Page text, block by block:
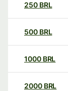
250 BRL
500 BRL
1000 BRL
2000 BRL